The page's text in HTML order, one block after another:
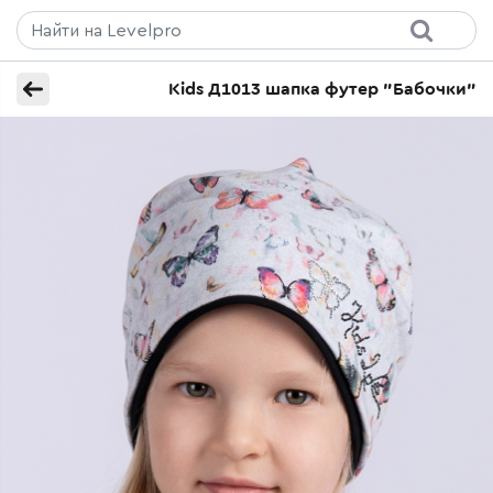
Kids Д1013 шапка футер "Бабочки"